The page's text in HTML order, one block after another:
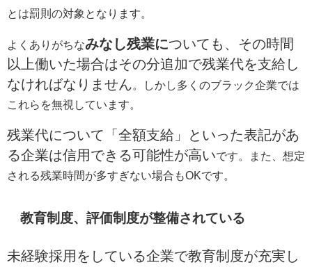
とは罰則の対象となります。
よくありがちなみなし残業についても、その時間
以上働いた場合はその分追加で残業代を支給し
なければなりません
。しかし多くのブラック企業では
これらを無視しています。
残業代について「全額支給」といった表記があ
る企業は信用できる可能性が高いです。また、想定
される残業時間が多すぎない場合もOKです。
教育制度、評価制度が整備されている
未経験採用をしている企業で教育制度が充実し